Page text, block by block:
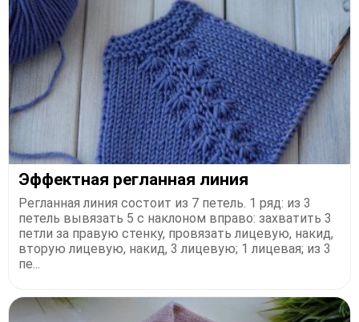
Эффектная регланная линия
Регланная линия состоит из 7 петель. 1 ряд: из 3
петель вывязать 5 с наклоном вправо: захватить 3
петли за правую стенку, провязать лицевую, накид,
вторую лицевую, накид, 3 лицевую; 1 лицевая; из 3
пе...